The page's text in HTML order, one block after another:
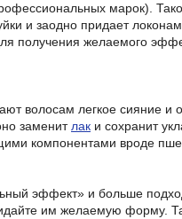
марок).
и заодно придает
получения желаемого
волосам легкое сияние и
заменит лак и сохранит
компонентами вроде
эффект» и больше
им желаемую форму.